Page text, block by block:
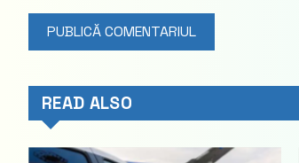
READ ALSO